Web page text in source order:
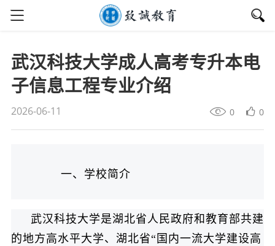
武汉科技大学成人高考专升本电
子信息工程专业介绍
2026-06-11 0 0
一、学校简介
武汉科技大学是湖北省人民政府和教育部共建
的地方高水平大学、湖北省“国内一流大学建设高